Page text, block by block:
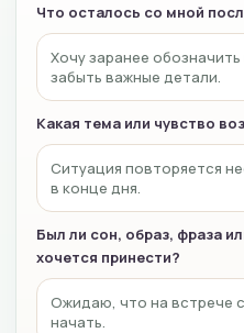
Что осталось со мной
Хочу заранее
забыть важные детали.
Какая тема или чувство
Ситуация повторяется
в конце дня.
Был ли сон, образ, фраза
хочется принести?
Ожидаю, что на встрече
начать.